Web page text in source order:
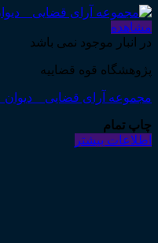
مشاهده
در انبار موجود نمی باشد
پژوهشگاه قوه قضاییه
مجموعه آرای قضایی _ دیوان
چاپ تمام
اطلاعات بیشتر